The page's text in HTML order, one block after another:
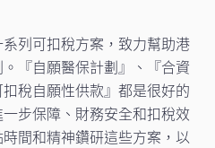
列可扣稅方案，致力幫助港
『自願醫保計劃』、『合資
稅自願性供款』都是很好的
步保障、財務安全和扣稅效
間和精神鑽研這些方案，以